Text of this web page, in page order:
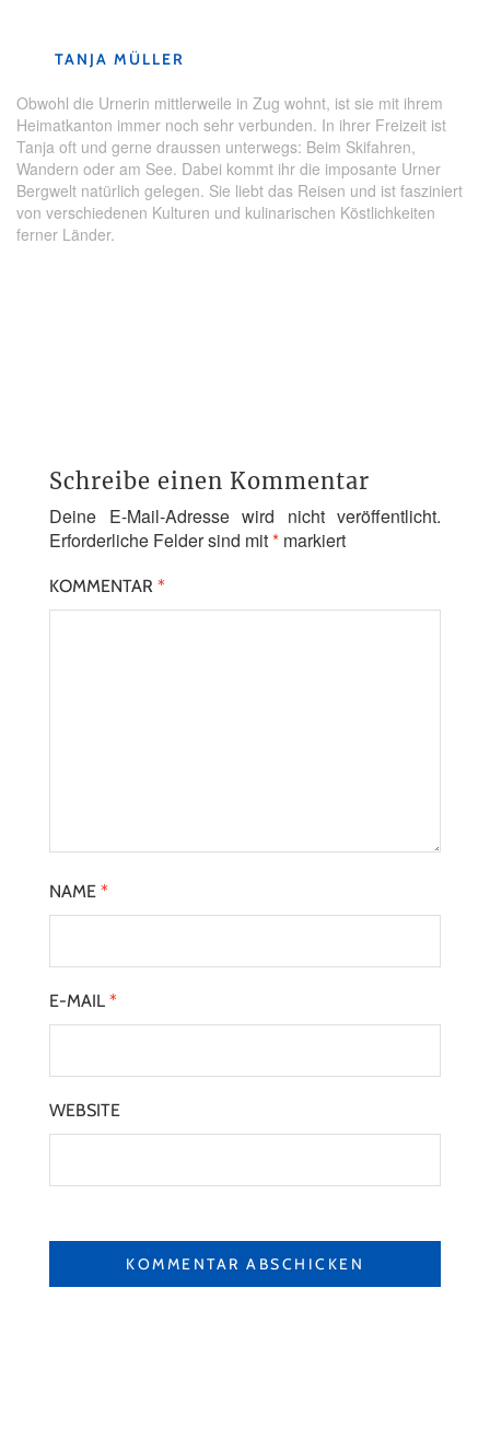
TANJA MÜLLER
Obwohl die Urnerin mittlerweile in Zug wohnt, ist sie mit ihrem
Heimatkanton immer noch sehr verbunden. In ihrer Freizeit ist
Tanja oft und gerne draussen unterwegs: Beim Skifahren,
Wandern oder am See. Dabei kommt ihr die imposante Urner
Bergwelt natürlich gelegen. Sie liebt das Reisen und ist fasziniert
von verschiedenen Kulturen und kulinarischen Köstlichkeiten
ferner Länder.
Schreibe einen Kommentar
Deine E-Mail-Adresse wird nicht veröffentlicht.
Erforderliche Felder sind mit* markiert
KOMMENTAR *
NAME *
E-MAIL *
WEBSITE